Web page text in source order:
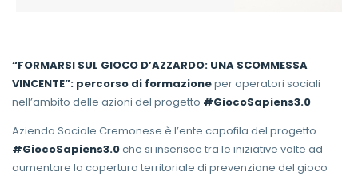
“FORMARSI SUL GIOCO D’AZZARDO: UNA SCOMMESSA
VINCENTE”: percorso di formazioneper operatori sociali
nell’ambito delle azioni del progetto #GiocoSapiens3.0
Azienda Sociale Cremonese è l’ente capofila del progetto
#GiocoSapiens3.0che si inserisce tra le iniziative volte ad
aumentare la copertura territoriale di prevenzione del gioco